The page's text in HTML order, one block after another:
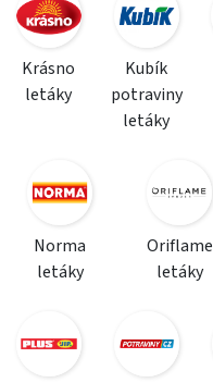
Krásno
letáky
Kubík
potraviny
letáky
Norma
letáky
Oriflame
letáky